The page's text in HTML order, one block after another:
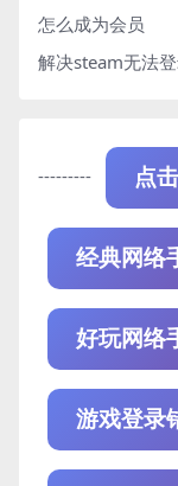
怎么成为会员
解决steam无法
--------- 点
经典网络
好玩网络
游戏登录